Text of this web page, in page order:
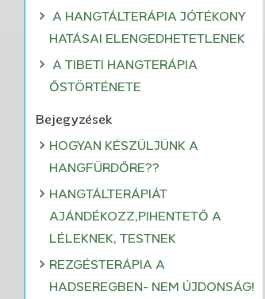
A HANGTÁLTERÁPIA JÓTÉKONY
HATÁSAI ELENGEDHETETLENEK
A TIBETI HANGTERÁPIA
ŐSTÖRTÉNETE
Bejegyzések
HOGYAN KÉSZÜLJÜNK A
HANGFÜRDŐRE??
HANGTÁLTERÁPIÁT
AJÁNDÉKOZZ,PIHENTETŐ A
LÉLEKNEK, TESTNEK
REZGÉSTERÁPIA A
HADSEREGBEN- NEM ÚJDONSÁG!